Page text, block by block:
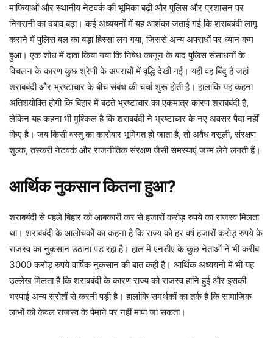
माफियाओं और स्थानीय नेटवर्क की भूमिका बढ़ी और पुलिस और प्रशासन पर
निगरानी का दबाव बढ़ा। कई अध्ययनों में यह आशंका जताई गई कि शराबबंदी लागू
कराने में पुलिस बल का बड़ा हिस्सा लग गया, जिससे अन्य अपराधों पर ध्यान कम
हुआ। एक शोध में दावा किया गया कि निषेध कानून के बाद पुलिस संसाधनों के
विचलन के कारण कुछ श्रेणी के अपराधों में वृद्धि देखी गई। यही वह बिंदु है जहां
शराबबंदी और भ्रष्टाचार के बीच संबंध की चर्चा शुरू होती है। हालांकि यह कहना
अतिशयोक्ति होगी कि बिहार में बढ़ते भ्रष्टाचार का एकमात्र कारण शराबबंदी है,
लेकिन यह कहना भी मुश्किल है कि शराबबंदी ने भ्रष्टाचार के नए अवसर पैदा नहीं
किए है। जब किसी वस्तु का कारोबार भूमिगत हो जाता है, तो अवैध वसूली, संरक्षण
शुल्क, तस्करी नेटवर्क और राजनीतिक संरक्षण जैसी समस्याएं जन्म लेने लगती हैं।
आर्थिक नुकसान कितना हुआ?
शराबबंदी से पहले बिहार को आबकारी कर से हजारों करोड़ रुपये का राजस्व मिलता
था। शराबबंदी के आलोचकों का कहना है कि राज्य को हर वर्ष हजारों करोड़ रुपये के
राजस्व का नुकसान उठाना पड़ रहा है। हाल में एनडीए के कुछ नेताओं ने भी करीब
3000 करोड़ रुपये वार्षिक नुकसान की बात कही है। आर्थिक अध्ययनों में भी यह
उल्लेख मिलता है कि शराबबंदी के कारण राज्य को राजस्व हानि हुई और इसकी
भरपाई अन्य स्रोतों से करनी पड़ी है। हालांकि समर्थकों का तर्क है कि सामाजिक
लाभों को केवल राजस्व के पैमाने पर नहीं मापा जा सकता।